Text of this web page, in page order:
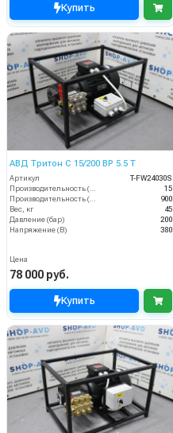
Купить
АВД Тритон C 15/200 BP 5.5 T
Артикул
T-FW24030S
15
900
Вес, кг
45
Давление (бар)
200
Напряжение (В)
380
Цена
78 000 руб.
Купить